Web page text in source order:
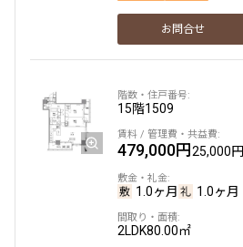
お問合せ
15階1509
479,000円25,000円
1.0ヶ月 1.0ヶ月
2LDK80.00㎡